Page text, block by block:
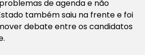
de agenda e não
também saiu na frente e foi
debate entre os candidatos